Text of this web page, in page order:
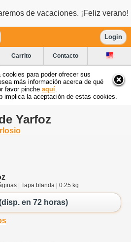
de vacaciones. ¡Feliz verano!
Login
Carrito Contacto
cookies para poder ofrecer sus
más información acerca de qué
favor pinche aquí
implica la aceptación de estas cookies.
Yarfoz
| Tapa blanda | 0.25 kg
en 72 horas)